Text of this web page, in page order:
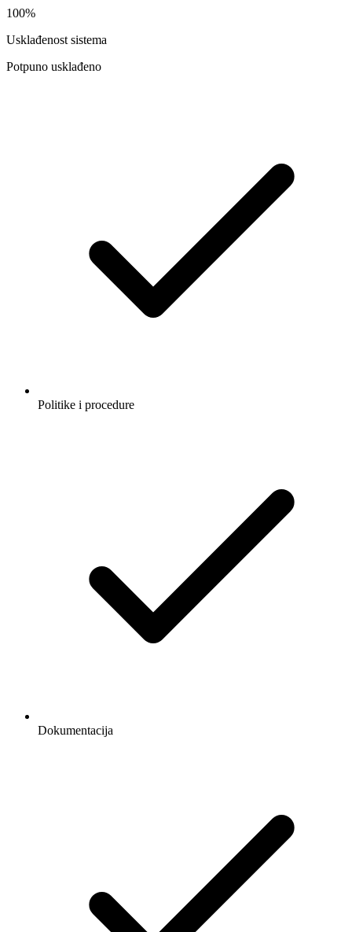
100%
Usklađenost sistema
Potpuno usklađeno
Politike i procedure
Dokumentacija